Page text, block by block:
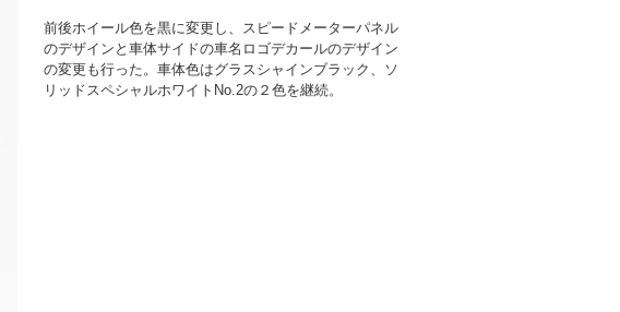
前後ホイール色を黒に変更し、スピードメーターパネル
のデザインと車体サイドの車名ロゴデカールのデザイン
の変更も行った。車体色はグラスシャインブラック、ソ
リッドスペシャルホワイトNo.2の２色を継続。